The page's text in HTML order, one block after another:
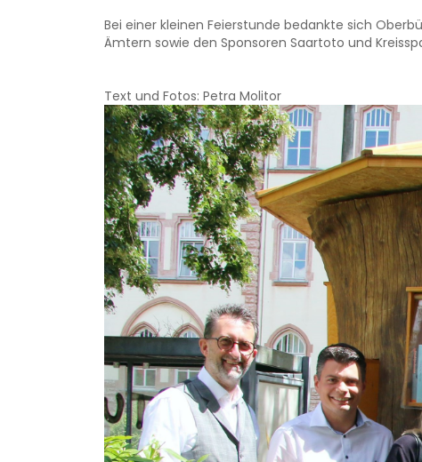
Bei einer kleinen Feierstunde bedankte sich
Ämtern sowie den Sponsoren Saartoto und
Text und Fotos: Petra Molitor